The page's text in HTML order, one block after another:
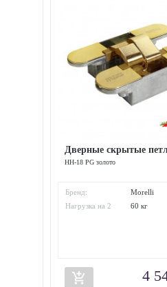
Дверные скрытые
HH-18 PG золото
Бренд:
Morelli
Нагрузка на 2
60 кг
add_shopping_cart 4